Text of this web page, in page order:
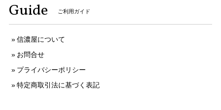
Guide ご利用ガイド
信濃屋について
お問合せ
プライバシーポリシー
特定商取引法に基づく表記